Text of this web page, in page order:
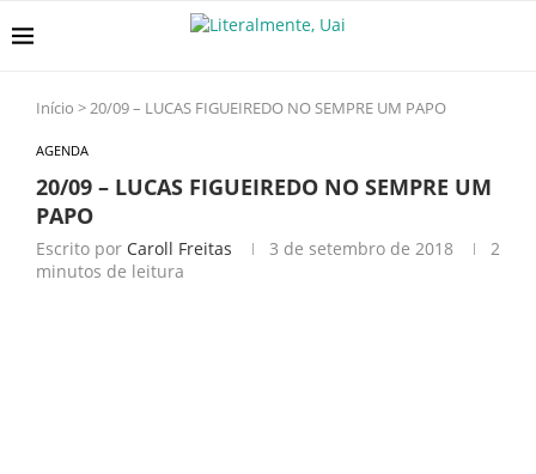
Início >20/09 – LUCAS FIGUEIREDO NO SEMPRE UM PAPO
AGENDA
20/09 – LUCAS FIGUEIREDO NO SEMPRE UM
PAPO
Escrito por Caroll Freitas 3 de setembro de 2018
2
minutos de leitura